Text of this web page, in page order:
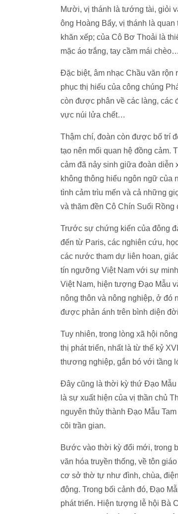
Mười, vị thánh là tướng tài, giỏi
ông Hoàng Bẩy, vị thánh là
khăn xếp; của Cô Bơ Thoải là
mặc áo trắng, tay cầm mái chèo…
Đặc biệt, âm nhạc Chầu văn rộn
phục thị hiếu của công chúng
còn được phân về các làng, các
vực núi lửa chết…
Thậm chí, đoàn còn được bố trí
tạo nên mối quan hệ đồng cảm.
cảm đã nảy sinh giữa đoàn
không thông hiểu ngôn ngữ
tình cảm trìu mến và cả những
và thăm đền Cô Chín Suối
Trước sự chứng kiến của đông
đến từ Paris, các nghiên cứu,
các nước tham dự liên hoan,
tín ngưỡng Việt Nam với sự
Việt Nam, hiện tượng Đạo Mẫu
nông thôn và nông nghiệp, ở đó
được phản ánh trên bình diện
Tuy nhiên, trong lòng xã hội
thị phát triển, nhất là từ thế kỷ
thương nghiệp, gắn bó với tầng
Đây cũng là thời kỳ thứ Đạo
là sự xuất hiện của vị thần chủ
nguyên thủy thành Đạo Mẫu
cõi trần gian.
Bước vào thời kỳ đổi mới, trong
văn hóa truyền thống, về tôn
cơ sở thờ tự như đình, chùa,
động. Trong bối cảnh đó, Đạo
phát triển. Hiện tượng lễ hội Bà